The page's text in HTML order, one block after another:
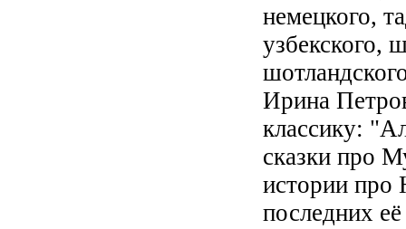
немецкого,
узбекского,
Ирина
классику:
сказки про
истории про
последних